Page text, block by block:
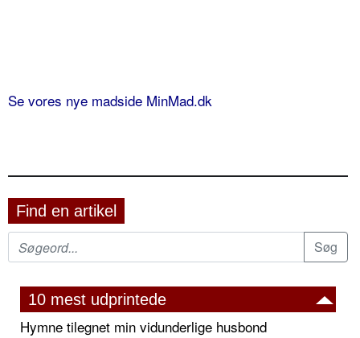
Se vores nye madside MinMad.dk
Find en artikel
10 mest udprintede
Hymne tilegnet min vidunderlige husbond